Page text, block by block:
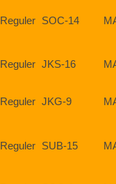
Reguler SOC-14
Reguler JKS-16
Reguler JKG-9
Reguler SUB-15